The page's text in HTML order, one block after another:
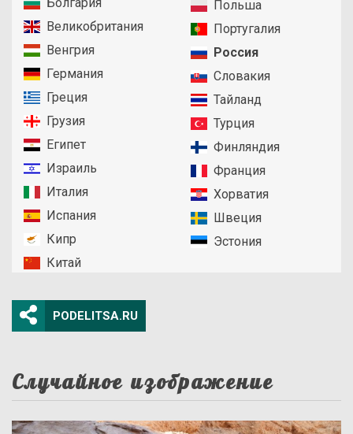
Великобритания
Венгрия
Германия
Греция
Грузия
Египет
Израиль
Италия
Испания
Кипр
Китай
Польша
Португалия
Россия
Словакия
Тайланд
Турция
Финляндия
Франция
Хорватия
Швеция
Эстония
PODELITSA.RU
Случайное изображение